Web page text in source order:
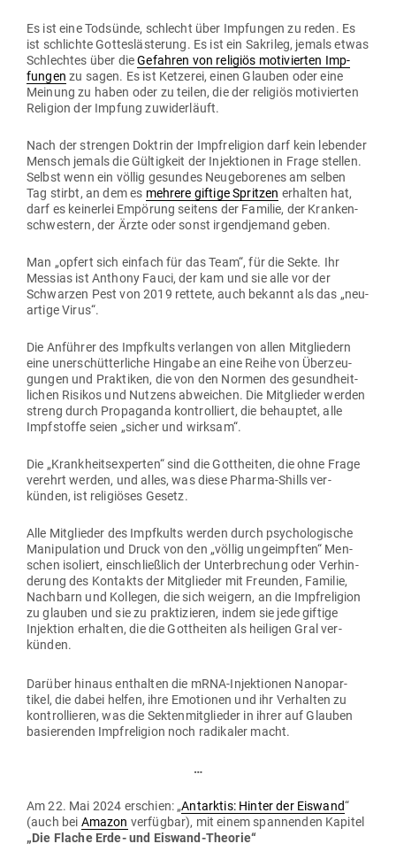
Es ist eine Tod­sünde, schlecht über Imp­fungen zu reden. Es
ist schlichte Got­tes­läs­terung. Es ist ein Sakrileg, jemals etwas
Schlechtes über dieGefahren von religiös moti­vierten Imp­
fungen zu sagen. Es ist Ket­zerei, einen Glauben oder eine
Meinung zu haben oder zu teilen, die der religiös moti­vierten
Religion der Impfung zuwiderläuft.
Nach der strengen Doktrin der Impf­re­ligion darf kein lebender
Mensch jemals die Gül­tigkeit der Injek­tionen in Frage stellen.
Selbst wenn ein völlig gesundes Neu­ge­bo­renes am selben
Tag stirbt, an dem es mehrere giftige Spritzen erhalten hat,
darf es kei­nerlei Empörung seitens der Familie, der Kran­ken­
schwestern, der Ärzte oder sonst irgend­jemand geben.
Man „opfert sich einfach für das Team“, für die Sekte. Ihr
Messias ist Anthony Fauci, der kam und sie alle vor der
Schwarzen Pest von 2019 rettete, auch bekannt als das „neu­
artige Virus“.
Die Anführer des Impf­kults ver­langen von allen Mit­gliedern
eine uner­schüt­ter­liche Hingabe an eine Reihe von Über­zeu­
gungen und Prak­tiken, die von den Normen des gesund­heit­
lichen Risikos und Nutzens abweichen. Die Mit­glieder werden
streng durch Pro­pa­ganda kon­trol­liert, die behauptet, alle
Impf­stoffe seien „sicher und wirksam“.
Die „Krank­heits­experten“ sind die Gott­heiten, die ohne Frage
verehrt werden, und alles, was diese Pharma-Shills ver­
künden, ist reli­giöses Gesetz.
Alle Mit­glieder des Impf­kults werden durch psy­cho­lo­gische
Mani­pu­lation und Druck von den „völlig unge­impften“ Men­
schen iso­liert, ein­schließlich der Unter­bre­chung oder Ver­hin­
derung des Kon­takts der Mit­glieder mit Freunden, Familie,
Nachbarn und Kol­legen, die sich weigern, an die Impf­re­ligion
zu glauben und sie zu prak­ti­zieren, indem sie jede giftige
Injektion erhalten, die die Gott­heiten als hei­ligen Gral ver­
künden.
Darüber hinaus ent­halten die mRNA-Injek­tionen Nano­par­
tikel, die dabei helfen, ihre Emo­tionen und ihr Ver­halten zu
kon­trol­lieren, was die Sek­ten­mit­glieder in ihrer auf Glauben
basie­renden Impf­re­ligion noch radi­kaler macht.
…
Am 22. Mai 2024 erschien: „Ant­arktis: Hinter der Eiswand“
(auch bei Amazon ver­fügbar), mit einem span­nenden Kapitel
„Die Flache Erde- und Eiswand-Theorie“